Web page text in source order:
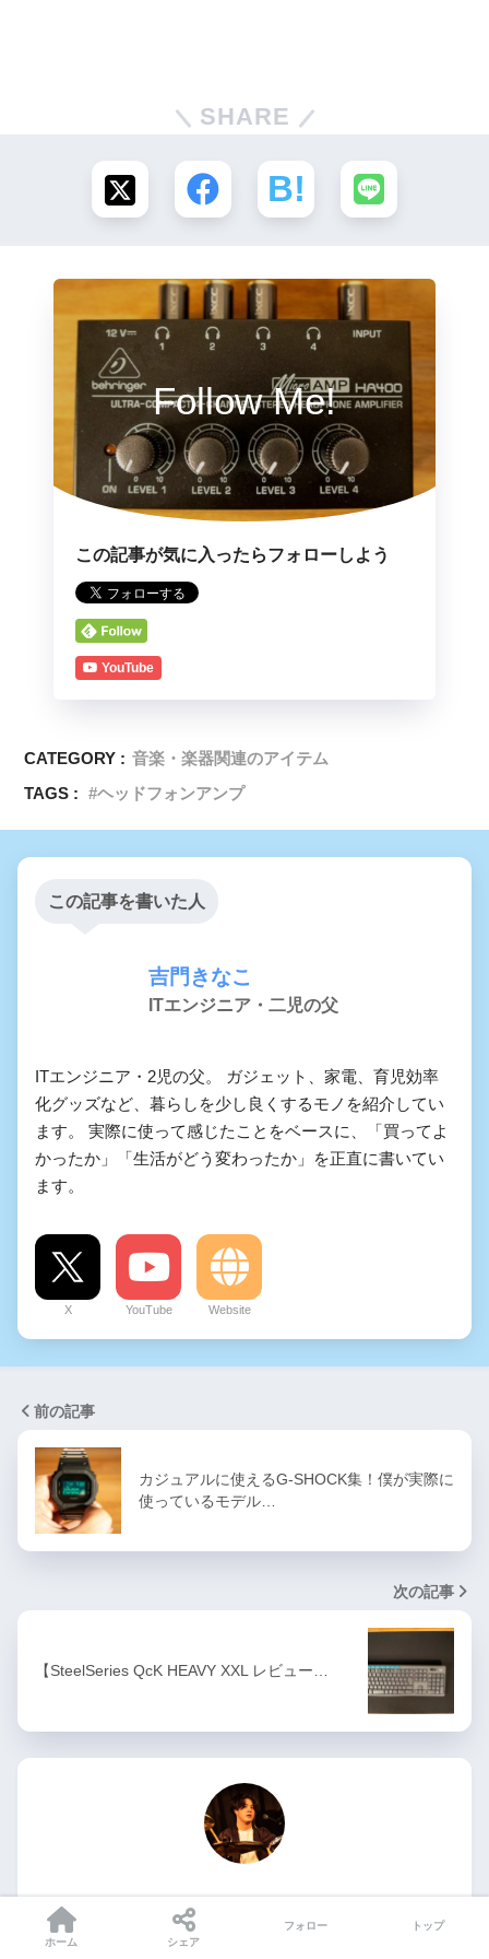
SHARE
Follow Me!
この記事が気に入ったらフォローしよう
YouTube
CATEGORY : 音楽・楽器関連のアイテム
TAGS :
ヘッドフォンアンプ
この記事を書いた人
吉門きなこ
ITエンジニア・二児の父
ITエンジニア・2児の父。 ガジェット、家電、育児効率
化グッズなど、暮らしを少し良くするモノを紹介してい
ます。 実際に使って感じたことをベースに、「買ってよ
かったか」「生活がどう変わったか」を正直に書いてい
ます。
X YouTube Website
前の記事
カジュアルに使えるG-SHOCK集！僕が実際に
使っているモデル…
次の記事
【SteelSeries QcK HEAVY XXL レビュー…
吉門きなこ
ホーム シェア
フォロー トップ